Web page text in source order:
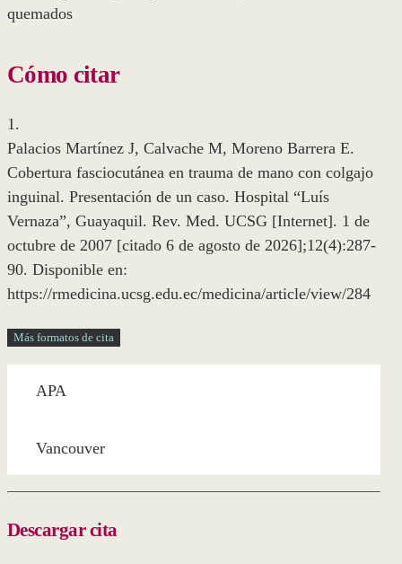
quemados
Cómo citar
1.
Palacios Martínez J, Calvache M, Moreno Barrera E.
Cobertura fasciocutánea en trauma de mano con colgajo
inguinal. Presentación de un caso. Hospital “Luís
Vernaza”, Guayaquil. Rev. Med. UCSG [Internet]. 1 de
octubre de 2007 [citado 6 de agosto de 2026];12(4):287-
90. Disponible en:
https://rmedicina.ucsg.edu.ec/medicina/article/view/284
Más formatos de cita
APA
Vancouver
Descargar cita